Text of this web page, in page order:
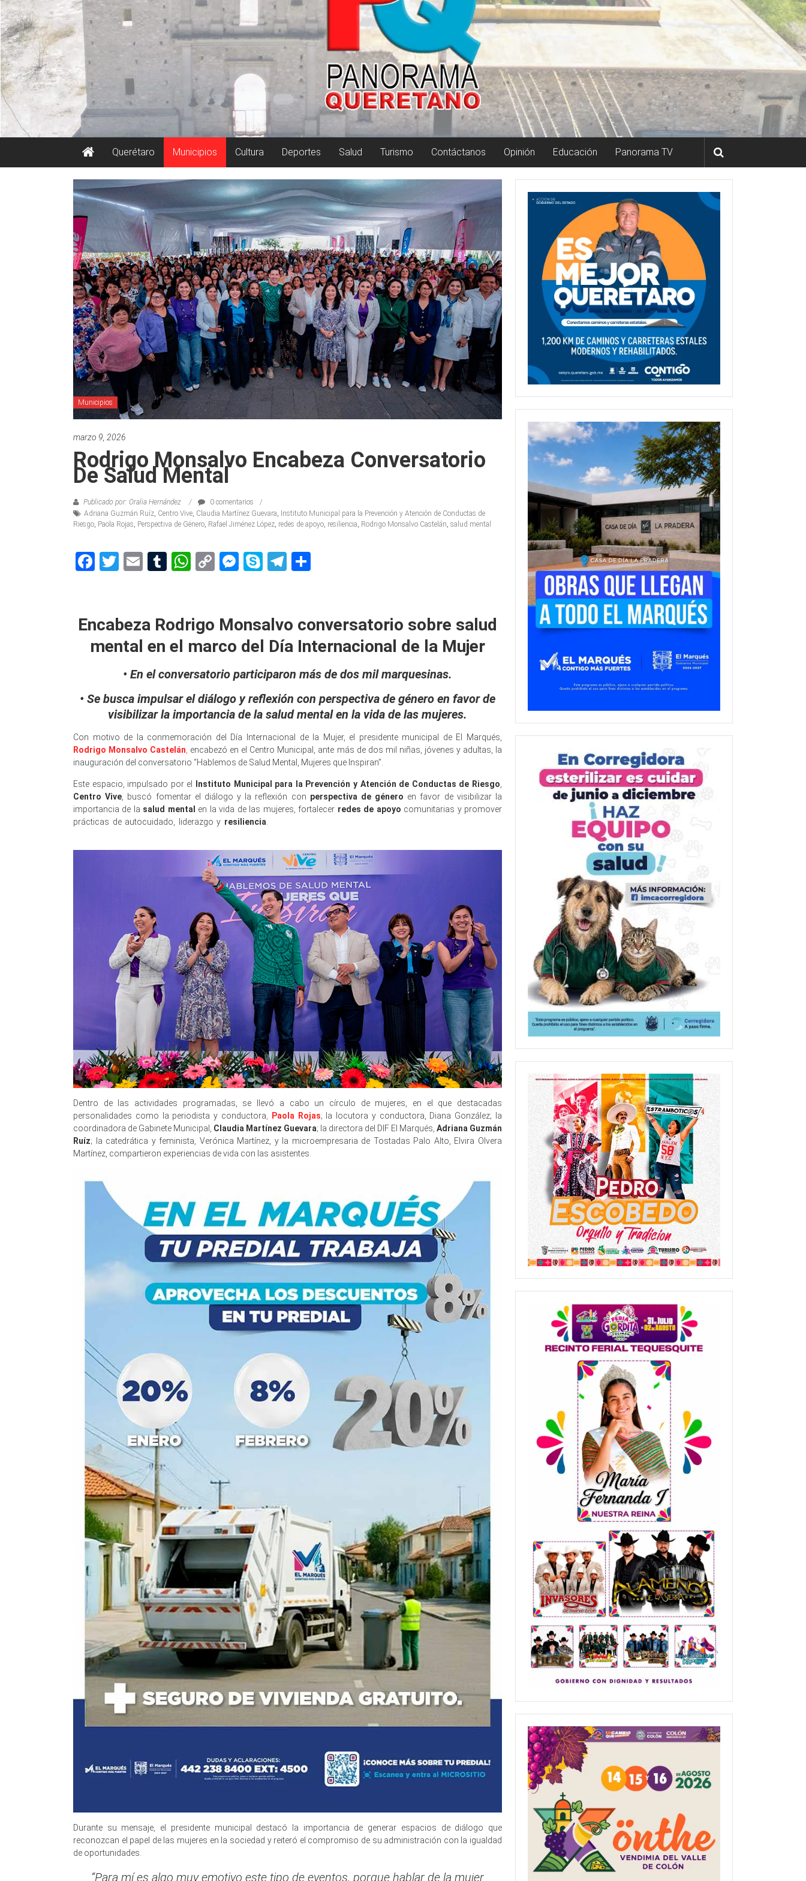
Querétaro Municipios Cultura Deportes Salud Turismo Contáctanos Opinión Educación Panorama TV
Municipios
marzo 9, 2026
Rodrigo Monsalvo Encabeza Conversatorio
De Salud Mental
Publicado por: Oralia Hernández
0 comentarios
Adriana Guzmán Ruíz, Centro Vive, Claudia Martínez Guevara, Instituto Municipal para la Prevención y Atención de Conductas de
Riesgo, Paola Rojas, Perspectiva de Género, Rafael Jiménez López, redes de apoyo, resiliencia, Rodrigo Monsalvo Castelán, salud mental
Facebook
Twitter
EmailTumblr
WhatsApp
CopyMessenger
SkypeTelegram
Encabeza Rodrigo Monsalvo conversatorio sobre salud
mental en el marco del Día Internacional de la Mujer
•⁠ ⁠En el conversatorio participaron más de dos mil marquesinas.
•⁠ ⁠Se busca impulsar el diálogo y reflexión con perspectiva de género en favor de
visibilizar la importancia de la salud mental en la vida de las mujeres.
Con motivo de la conmemoración del Día Internacional de la Mujer, el presidente municipal de El Marqués,
Rodrigo Monsalvo Castelán encabezó en el Centro Municipal, ante más de dos mil niñas, jóvenes y adultas, la
inauguración del conversatorio “Hablemos de Salud Mental, Mujeres que Inspiran”.
Este espacio, impulsado por el Instituto Municipal para la Prevención y Atención de Conductas de Riesgo
Centro Vive , buscó fomentar el diálogo y la reflexión con perspectiva de género en favor de visibilizar la
importancia de la salud mental en la vida de las mujeres, fortalecer redes de apoyo comunitarias y promover
prácticas de autocuidado, liderazgo y resiliencia
Dentro de las actividades programadas, se llevó a cabo un círculo de mujeres, en el que destacadas
personalidades como la periodista y conductora
Paola Rojas; la locutora y conductora, Diana González; la
coordinadora de Gabinete Municipal, Claudia Martínez Guevara; la directora del DIF El Marqués, Adriana Guzmán
Ruíz; la catedrática y feminista, Verónica Martínez, y la microempresaria de Tostadas Palo Alto, Elvira Olvera
Martínez, compartieron experiencias de vida con las asistentes.
Durante su mensaje, el presidente municipal destacó la importancia de generar espacios de diálogo que
reconozcan el papel de las mujeres en la sociedad y reiteró el compromiso de su administración con la igualdad
de oportunidades.
“Para mí es algo muy emotivo este tipo de eventos, porque hablar de la mujer